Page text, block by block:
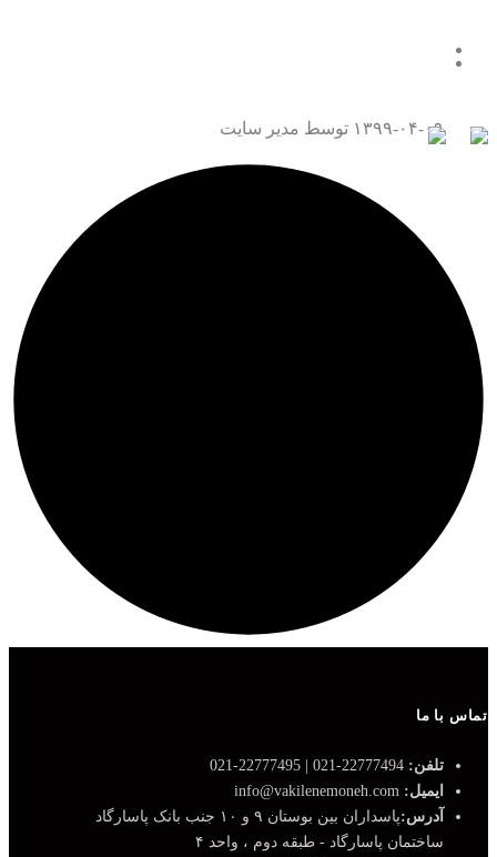
۱۳۹۹-۰۴-۰۹ توسط مدیر سایت
تماس با ما
تلفن:
ایمیل:
آدرس:پاسداران بین بوستان ۹ و ۱۰ جنب بانک پاسارگاد
ساختمان پاسارگاد - طبقه دوم ، واحد ۴